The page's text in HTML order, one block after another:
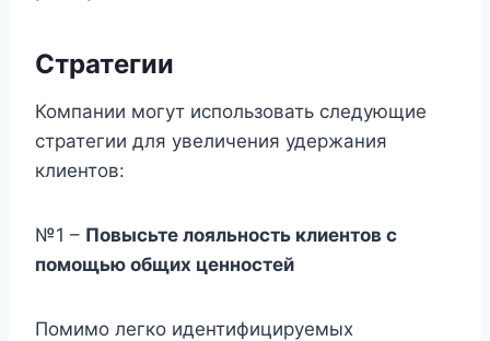
Стратегии
Компании могут использовать следующие
стратегии для увеличения удержания
клиентов:
№1 – Повысьте лояльность клиентов с
помощью общих ценностей
Помимо легко идентифицируемых